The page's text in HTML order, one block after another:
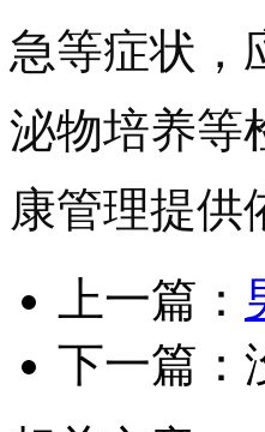
急等症状，
泌物培养等
康管理提供
上一篇：
下一篇：